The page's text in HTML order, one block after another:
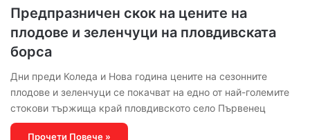
Предпразничен скок на цените на
плодове и зеленчуци на пловдивската
борса
Дни преди Коледа и Нова година цените на сезонните
плодове и зеленчуци се покачват на едно от най-големите
стокови тържища край пловдивското село Първенец
Прочети Повече »